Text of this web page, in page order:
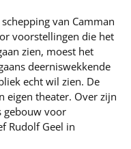
van Camman
voorstellingen die het
zien, moest het
deerniswekkende
echt wil zien. De
eigen theater. Over zijn
gebouw voor
Rudolf Geel in